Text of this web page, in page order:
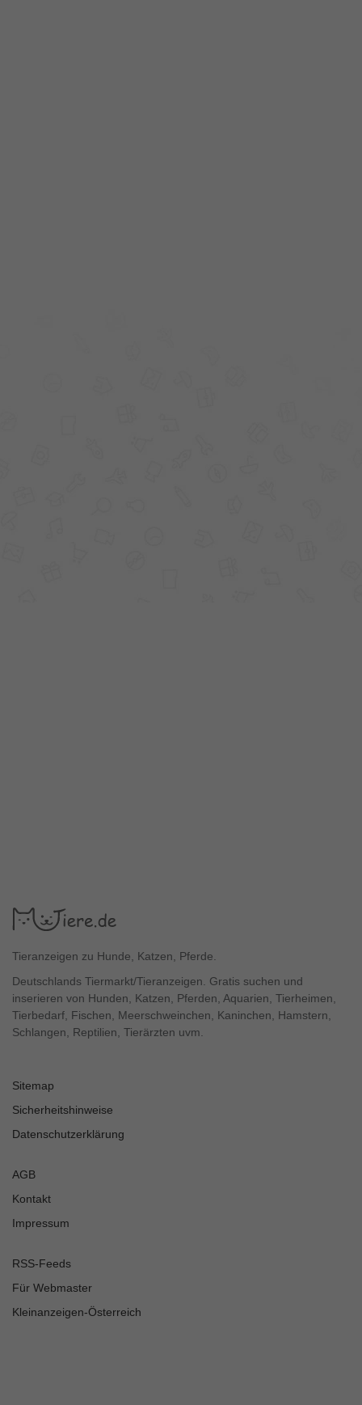
Tieranzeigen zu Hunde, Katzen, Pferde.
Deutschlands Tiermarkt/Tieranzeigen. Gratis suchen und
inserieren von Hunden, Katzen, Pferden, Aquarien, Tierheimen,
Tierbedarf, Fischen, Meerschweinchen, Kaninchen, Hamstern,
Schlangen, Reptilien, Tierärzten uvm.
Sitemap
Sicherheitshinweise
Datenschutzerklärung
AGB
Kontakt
Impressum
RSS-Feeds
Für Webmaster
Kleinanzeigen-Österreich